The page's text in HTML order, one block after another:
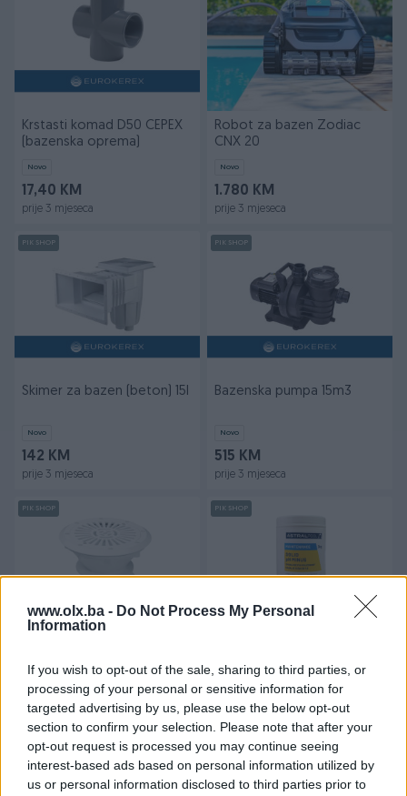
www.olx.ba - Do Not Process My Personal
Information
If you wish to opt-out of the sale, sharing to third parties, or
processing of your personal or sensitive information for
targeted advertising by us, please use the below opt-out
section to confirm your selection. Please note that after your
opt-out request is processed you may continue seeing
interest-based ads based on personal information utilized by
us or personal information disclosed to third parties prior to
Krstasti komad D50 CEPEX
(bazenska oprema)
Novo
17,40 KM
prije 3 mjeseca
Robot za bazen Zodiac
CNX 20
Novo
1.780 KM
prije 3 mjeseca
PIK SHOP
Skimer za bazen (beton) 15l
Novo
142 KM
prije 3 mjeseca
PIK SHOP
Bazenska pumpa 15m3
Novo
515 KM
prije 3 mjeseca
PIK SHOP
bazen - lajner
Novo
90 KM
prije 3 mjeseca
PIK SHOP
ASTRALPOOL/
10 KM
prije 3 mjeseca